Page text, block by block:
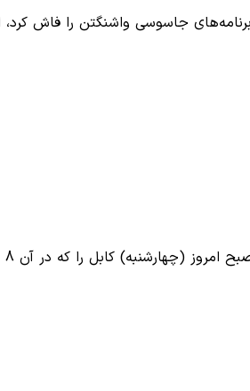
کابل را که در آن 8 تن کشته و 28 تن دیگر از…